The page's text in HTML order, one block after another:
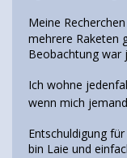
Meine
mehrere Raketen
Beobachtung war
Ich wohne
wenn mich
Entschuldigung
bin Laie und